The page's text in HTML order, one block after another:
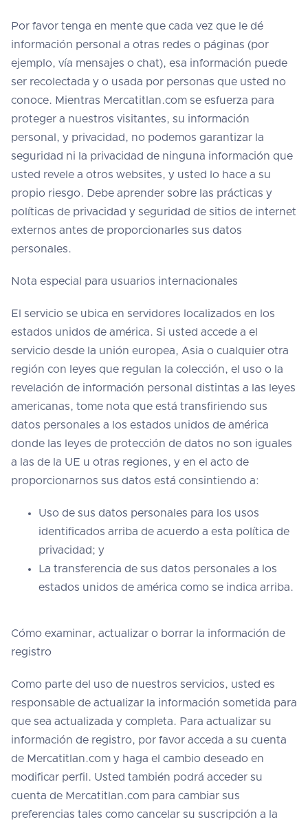
Por favor tenga en mente que cada vez que le dé
información personal a otras redes o páginas (por
ejemplo, vía mensajes o chat), esa información puede
ser recolectada y o usada por personas que usted no
conoce. Mientras Mercatitlan.com se esfuerza para
proteger a nuestros visitantes, su información
personal, y privacidad, no podemos garantizar la
seguridad ni la privacidad de ninguna información que
usted revele a otros websites, y usted lo hace a su
propio riesgo. Debe aprender sobre las prácticas y
políticas de privacidad y seguridad de sitios de internet
externos antes de proporcionarles sus datos
personales.
Nota especial para usuarios internacionales
El servicio se ubica en servidores localizados en los
estados unidos de américa. Si usted accede a el
servicio desde la unión europea, Asia o cualquier otra
región con leyes que regulan la colección, el uso o la
revelación de información personal distintas a las leyes
americanas, tome nota que está transfiriendo sus
datos personales a los estados unidos de américa
donde las leyes de protección de datos no son iguales
a las de la UE u otras regiones, y en el acto de
proporcionarnos sus datos está consintiendo a:
Uso de sus datos personales para los usos
identificados arriba de acuerdo a esta política de
privacidad; y
La transferencia de sus datos personales a los
estados unidos de américa como se indica arriba.
Cómo examinar, actualizar o borrar la información de
registro
Como parte del uso de nuestros servicios, usted es
responsable de actualizar la información sometida para
que sea actualizada y completa. Para actualizar su
información de registro, por favor acceda a su cuenta
de Mercatitlan.com y haga el cambio deseado en
modificar perfil. Usted también podrá acceder su
cuenta de Mercatitlan.com para cambiar sus
preferencias tales como cancelar su suscripción a la